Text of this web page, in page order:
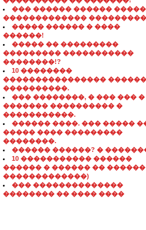
��� ������ ������ �����
������������� ���������
����� ������ � ����
������!
����� �� ���������
��������� �����������
��������!?
10 ��������
���������������� ������
����������.
��� ��������, � ��� ��� �
������� ���������� �
�����������.
������ ����. ��� �����
����� ���� ���������
��������.
������ ������? �
10 ����������� ������
������ � ������ �� ������
�������������)
��� ��������������
�������� �� ���� ����